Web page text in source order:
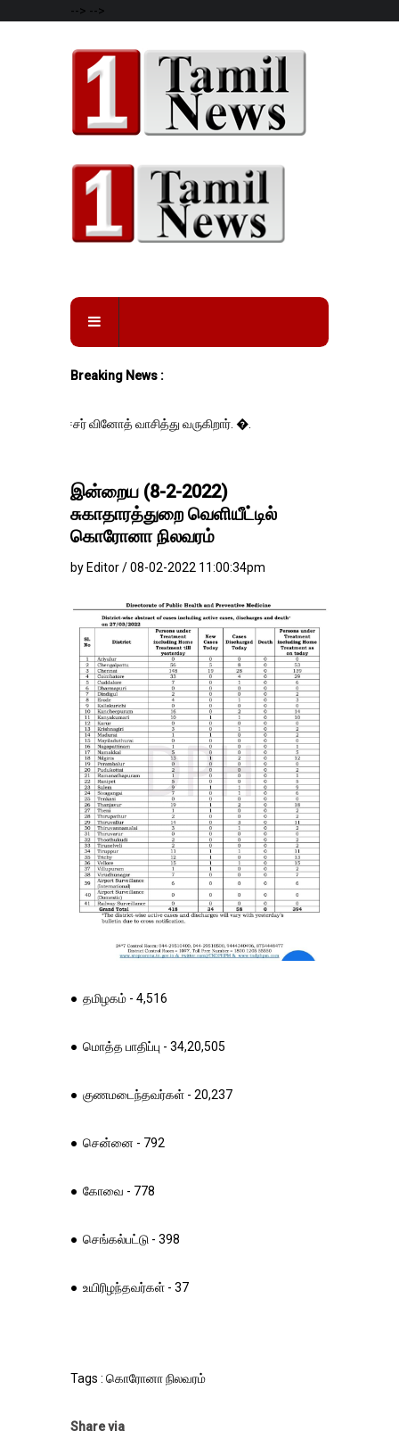
--> -->
Breaking News :
வினோத் வாசித்து வருகிறார். �.
இன்றைய (8-2-2022)
சுகாதாரத்துறை வெளியீட்டில்
கொரோனா நிலவரம்
by Editor / 08-02-2022 11:00:34pm
● தமிழகம் - 4,516
● மொத்த பாதிப்பு - 34,20,505
● குணமடைந்தவர்கள் - 20,237
● சென்னை - 792
● கோவை - 778
● செங்கல்பட்டு - 398
● உயிரிழந்தவர்கள் - 37
Tags : கொரோனா நிலவரம்
Share via